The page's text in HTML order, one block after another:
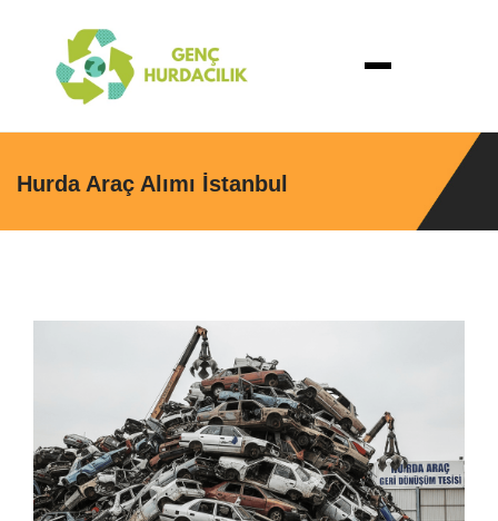
Hurda Araç Alımı İstanbul